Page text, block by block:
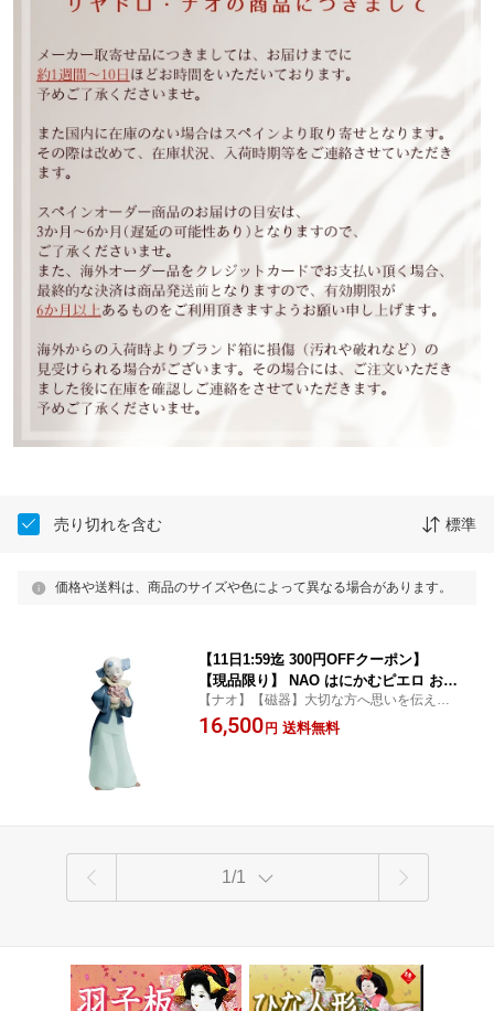
売り切れを含む 標準
価格や送料は、商品のサイズや色によって異なる場合があります。
【11日1:59迄 300円OFFクーポン】
【現品限り】 NAO はにかむピエロ おし
ゃれ
【ナオ】【磁器】大切な方へ思いを伝える
フィギュリン
16,500 円 送料無料
1/1